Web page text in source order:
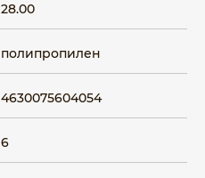
28.00
полипропилен
4630075604054
6